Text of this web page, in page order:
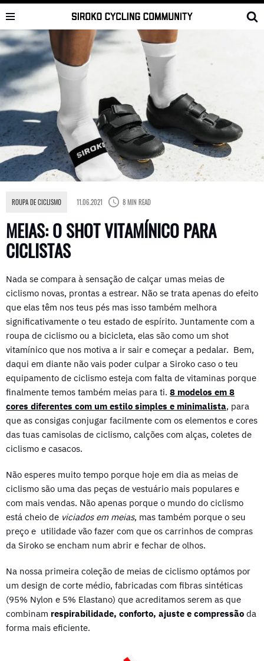
Skip
to
content
MEIAS: O SHOT VITAMÍNICO PARA
CICLISTAS
ROUPA DE CICLISMO 11.06.2021 8 MIN READ
Nada se compara à sensação de calçar umas meias de
ciclismo novas, prontas a estrear. Não se trata apenas do efeito
que elas têm nos teus pés mas isso também melhora
significativamente o teu estado de espírito. Juntamente com a
roupa de ciclismo ou a bicicleta, elas são como um shot
vitamínico que nos motiva a ir sair e começar a pedalar. Bem,
daqui em diante não vais poder culpar a Siroko caso o teu
equipamento de ciclismo esteja com falta de vitaminas porque
finalmente temos também meias para ti. 8 modelos em 8
cores diferentes com um estilo simples e minimalista, para
que as consigas conjugar facilmente com os elementos e cores
das tuas camisolas de ciclismo, calções com alças, coletes de
ciclismo e casacos.
Não esperes muito tempo porque hoje em dia as meias de
ciclismo são uma das peças de vestuário mais populares e
com mais vendas. Não apenas porque o mundo do ciclismo
está cheio de viciados em meias, mas também porque o seu
preço e utilidade vão fazer com que os carrinhos de compras
da Siroko se encham num abrir e fechar de olhos.
Na nossa primeira coleção de meias de ciclismo optámos por
um design de corte médio, fabricadas com fibras sintéticas
(95% Nylon e 5% Elastano) que acreditamos serem as que
combinam respirabilidade, conforto, ajuste e compressão da
forma mais eficiente.